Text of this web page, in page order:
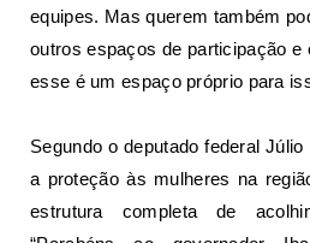
equipes. Mas querem também
outros espaços de participação e
esse é um espaço próprio para
Segundo o deputado federal
a proteção às mulheres na
estrutura completa de